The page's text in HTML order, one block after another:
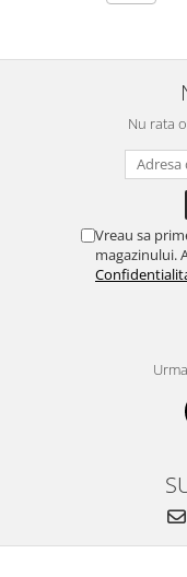
Nu rata
Vreau sa
magazinului.